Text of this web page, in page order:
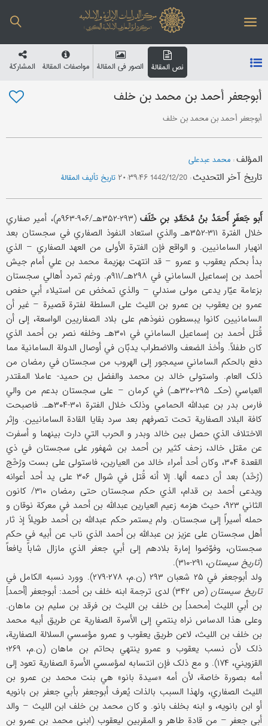
نص المقالة الصور في المقالة مواصفات المقالة المشارکة
أبوجعفر أحمد بن محمد بن خلف
أبوجعفر أحمد بن محمد بن خلف
المؤلف: محمد عبدعلی
تاریخ آخر التحدیث: 1442/12/20 ۲۰:۳۹:۴۶ تاریخ تألیف المقالة
أَبو جَعفَرٍ أَحمَدُ بنُ مُحَمَّدِ بنِ خَلَف
(۲۹۳-۳۵۲هـ/۹۰۶-۹۶۳م)، أمیر صفاري
خلال الفترة ۳۱۱-۳۵۲هـ والذي استعاد النفوذ الصفاري في سجستان بعد
انهیار السامانیین. و الواقع فإن الفترة الأولی من العهد الصفاري – الذي
بدأ بحکم یعقوب و عمرو – قد انتهت بهزیمة محمد بن علي أمام جیش
أحمد بن إسماعیل الساماني في ۲۹۸هـ/۹۱۱م. ورغم تمرد أهالي سجستان
بزعامة عیّار یدعی مولی سندلي – والذي تمخض عن استیلاء أبي حفص
عمرو بن یعقوب بن عمرو بن اللیث علی السلطة لفترة قصیرة – غیر أن
السامانیین کانوا یبسطون نفوذهم علی بلاد الصفاریین الواسعة، إلی أن
قُتل أحمد بن إسماعیل الساماني في ۳۰۱هـ وخلفه نصر بن أحمد الذي
کان طفلاً. وأخذ الضعف والاضطراب یدبّان في أوصال الدولة السامانیة مما
دفع بالحکم الساماني سیمجور إلی الهروب من سجستان في رمضان من
ذلک العام. واستولی خالد بن محمد والفضل بن حمید- عاملا المقتدر
العباسي (حکـ ۲۹۵-۳۲۰هـ) في کرمان – علی سجستان بدعم من والي
فارس بدر بن عبدالله الحمامي وذلک خلال الفترة ۳۰۱-۳۰۴هـ. فاصبحت
کافة البلاد الصفاریة تحت تصرفهم بعد سرد بقایا القادة السامانیین. وإثر
الاختلاف الذي حصل بین خالد وبدر و الحرب التي دارت بینهما و أسفرت
عن مقتل خالد، زحف کثیر بن أحمد بن شهفور علی سجستان في ذي
القعدة ۳۰۴، وکان أحد أمراء خالد من العیارین، فاستولی علی بست ورُخَج
(رُخَد) بعد أن دعمه ألها. إلا أنه قُتل في شوال ۳۰۶ علی ید أحد أعوانه
ویدعی أحمد بن قدام، الذي حکم سجستان حتی رمضان ۳۱۰/ کانون
الثاني ۹۲۳، حیث هزمه زعیم العیارین عبدالله بن أحمد في معرکة نوقان و
حمله أسیراً إلی سجستان. ولم یستمر حکم عبدالله بن أحمد طویلاً إذ ثار
أهل سجستان علی عزیز بن عبدالله بن أحمد الذي ناب عن أبیه في حکم
سجستان، وفوّضوا إمارة بلادهم إلی أبي جعفر الذي مازال شاباً یافعاً
(تاریخ سیستان، ۲۹۱-۳۱۰).
ولد أبوجعفر في ۲۵ شعبان ۲۹۳ (ن.م، ۲۷۸-۲۷۹). وورد نسبه الکامل في
تاریخ سیستان
(ص ۳۴۲) لدی ترجمة ابنه خلف بن أحمد: أبوجعفر [أحمد]
بن أبي اللیث [محمد] بن خلف بن اللیث بن فرقد بن سلیم بن ماهان.
وعلی هذا الدساس نراه ینتمي إلی الأسرة الصفاریة عن طریق أبیه محمد
بن خلف بن اللیث، لاعن طریق یعقوب و عمرو مؤسسي السلالة الصفاریة،
ذلک لأن نسب یعقوب و عمرو ینتهي بحاتم بن ماهان (ن.م، ۲۶۹؛
القزویني، ۱۷۴). و مع ذلک فإن انتسابه لمؤسسي الأسرة الصفاریة تعود إلی
أمه بصورة خاصة، لأن أمه «سیدة بانو» هي بنت محمد بن عمرو بن
اللیث الصفاري، ولهذا السبب بالذات یُعرف أبوجعفر بأبي جعفر بن بانویه
أو ابن بانویه، و ابنه بخلف بانو. و کان محمد بن خلف ابن اللیث – والد
أبي جعفر – من قادة طاهر و المقربین لیعقوب (ابني محمد بن عمرو بن